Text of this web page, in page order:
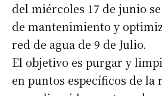
del miércoles 17 de junio
de mantenimiento y
red de agua de 9 de Julio.
El objetivo es purgar y
en puntos específicos de la